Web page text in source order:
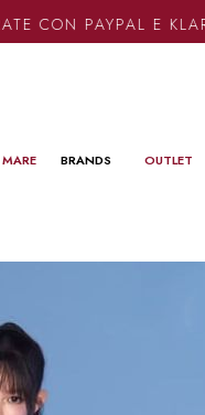
PAYPAL E KLARNA
BRANDS OUTLET